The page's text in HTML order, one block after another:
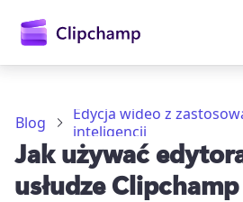
głównej
Blog
Edycja wideo z
inteligencji
Jak używać
usłudze Clipchamp